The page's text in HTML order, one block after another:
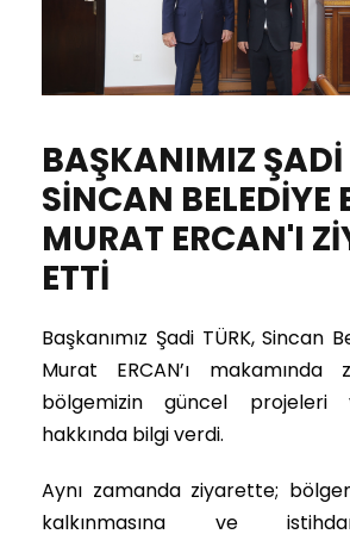
BAŞKANIMIZ ŞADİ
SİNCAN BELEDİYE
MURAT ERCAN'I
ETTİ
Başkanımız Şadi TÜRK, Sincan
Murat ERCAN’ı
bölgemizin güncel projeleri
hakkında bilgi verdi.
Aynı zamanda ziyarette;
kalkınmasına ve